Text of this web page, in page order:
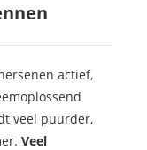
actief,
veel puurder,
Veel